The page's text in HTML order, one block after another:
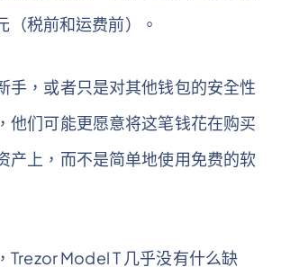
（税前和运费前）。
手，或者只是对其他钱包的安全性
他们可能更愿意将这笔钱花在购买
产上，而不是简单地使用免费的软
Trezor Model T 几乎没有什么缺